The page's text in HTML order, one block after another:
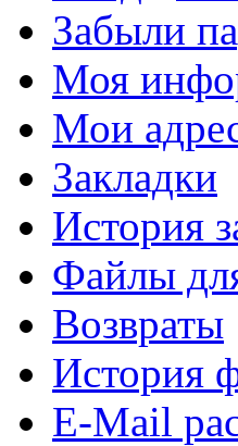
Забыли
Моя
Мои
Закладки
История
Файлы
Возвраты
История
E-Mail